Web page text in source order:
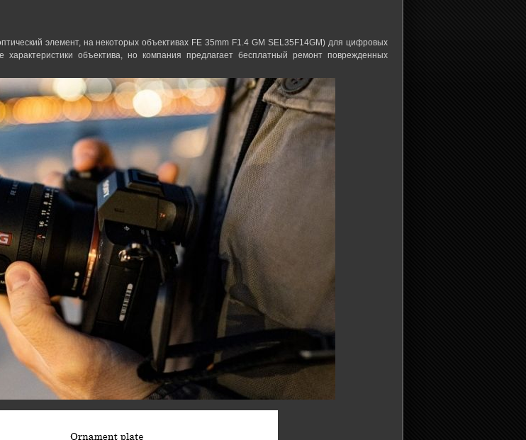
элемент, на некоторых объективах FE 35mm F1.4 GM SEL35F14GM) для цифровых
объектива, но компания предлагает бесплатный ремонт поврежденных